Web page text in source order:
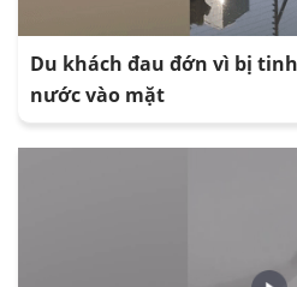
Du khách đau đớn vì bị
nước vào mặt